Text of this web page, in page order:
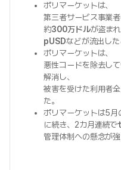
ポリマーケットは、
第三者サービス事業
約300万ドルが盗まれ
pUSDなどが流出した
ポリマーケットは、
悪性コードを除去し
解消し、
被害を受けた利用者
た。
ポリマーケットは5月
に続き、2カ月連続で
管理体制への懸念が